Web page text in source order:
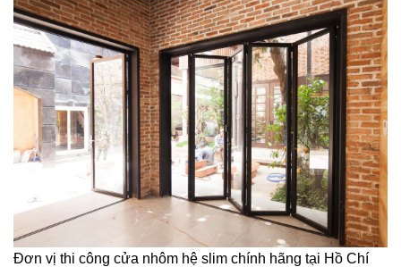
Đơn vị thi công cửa nhôm hệ slim chính hãng tại Hồ Chí